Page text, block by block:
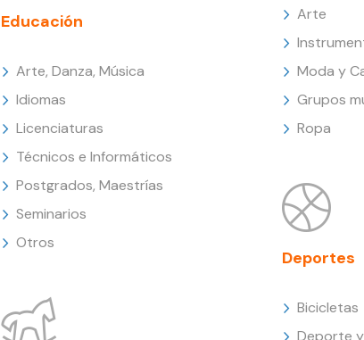
Educación
Arte, Danza, Música
Idiomas
Licenciaturas
Técnicos e Informáticos
Postgrados, Maestrías
Seminarios
Otros
Arte
Moda y
Grupos
Ropa
Deportes
Bicicletas
Deporte